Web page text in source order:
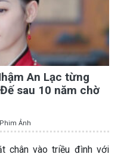
An Lạc từng
sau 10 năm chờ
Phim Ảnh
chân vào triều đình với